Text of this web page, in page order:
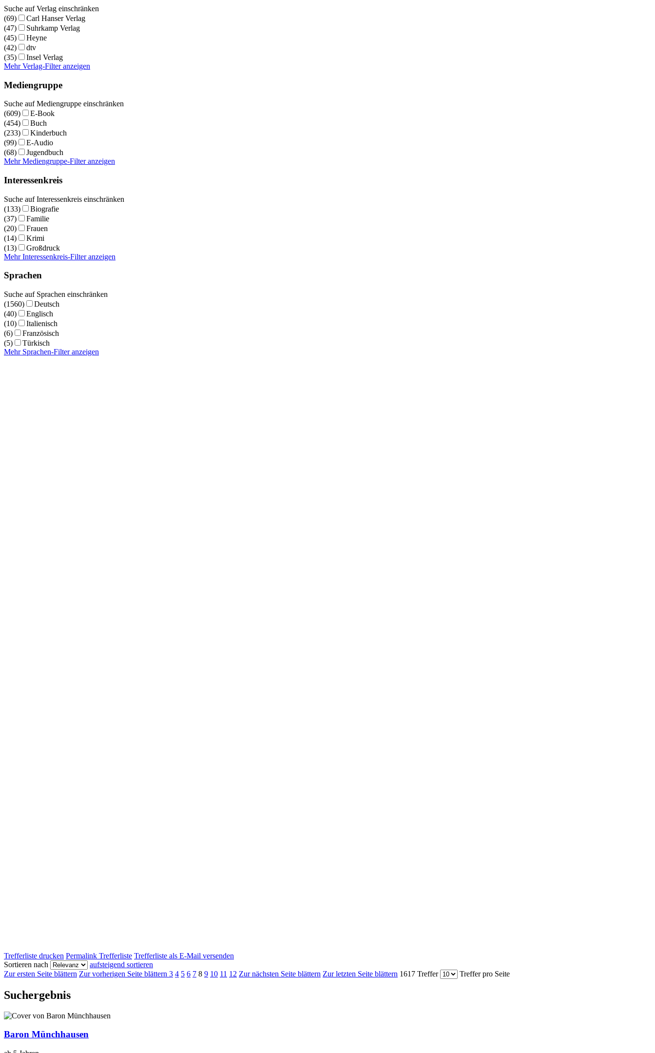
Suche auf Verlag einschränken
(69)
Carl Hanser Verlag
(47)
Suhrkamp Verlag
(45)
Heyne
(42)
dtv
(35)
Insel Verlag
Mehr Verlag-Filter anzeigen
Mediengruppe
Suche auf Mediengruppe einschränken
(609)
E-Book
(454)
Buch
(233)
Kinderbuch
(99)
E-Audio
(68)
Jugendbuch
Mehr Mediengruppe-Filter anzeigen
Interessenkreis
Suche auf Interessenkreis einschränken
(133)
Biografie
(37)
Familie
(20)
Frauen
(14)
Krimi
(13)
Großdruck
Mehr Interessenkreis-Filter anzeigen
Sprachen
Suche auf Sprachen einschränken
(1560)
Deutsch
(40)
Englisch
(10)
Italienisch
(6)
Französisch
(5)
Türkisch
Mehr Sprachen-Filter anzeigen
Trefferliste drucken Permalink Trefferliste Trefferliste als E-Mail versenden
Sortieren nach
aufsteigend sortieren
Zur ersten Seite blättern Zur vorherigen Seite blättern 3 4 5 6 7 8 9 10 11 12 Zur nächsten Seite blättern Zur letzten Seite blättern 1617 Treffer Treffer pro Seite
Suchergebnis
Baron Münchhausen